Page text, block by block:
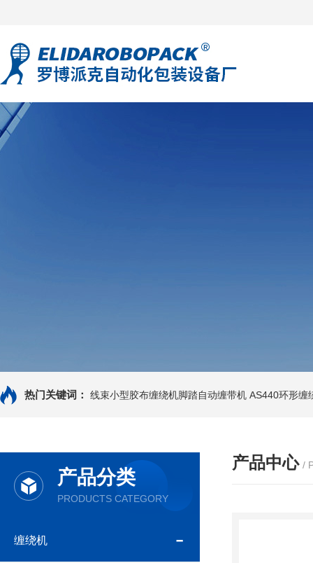
热门关键词： 线束小型胶布缠绕机脚踏自动缠带机 AS440环形缠
产品分类
PRODUCTS CATEGORY
缠绕机
产品中心 /